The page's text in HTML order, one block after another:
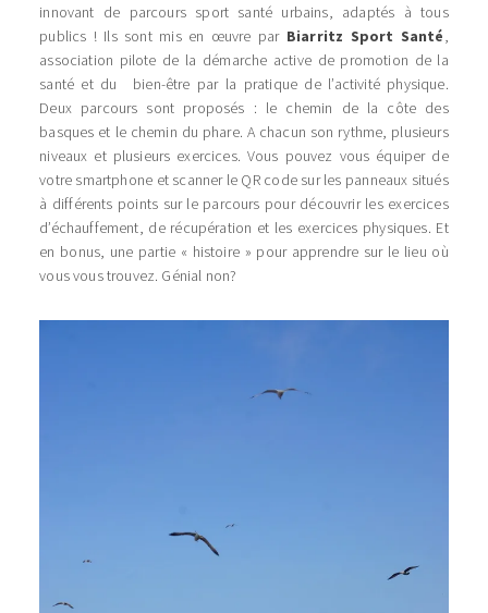
innovant de parcours sport santé urbains, adaptés à tous
publics ! Ils sont mis en œuvre par Biarritz Sport Santé,
association pilote de la démarche active de promotion de la
santé et du bien-être par la pratique de l’activité physique.
Deux parcours sont proposés : le chemin de la côte des
basques et le chemin du phare. A chacun son rythme, plusieurs
niveaux et plusieurs exercices. Vous pouvez vous équiper de
votre smartphone et scanner le QR code sur les panneaux situés
à différents points sur le parcours pour découvrir les exercices
d’échauffement, de récupération et les exercices physiques. Et
en bonus, une partie « histoire » pour apprendre sur le lieu où
vous vous trouvez. Génial non?